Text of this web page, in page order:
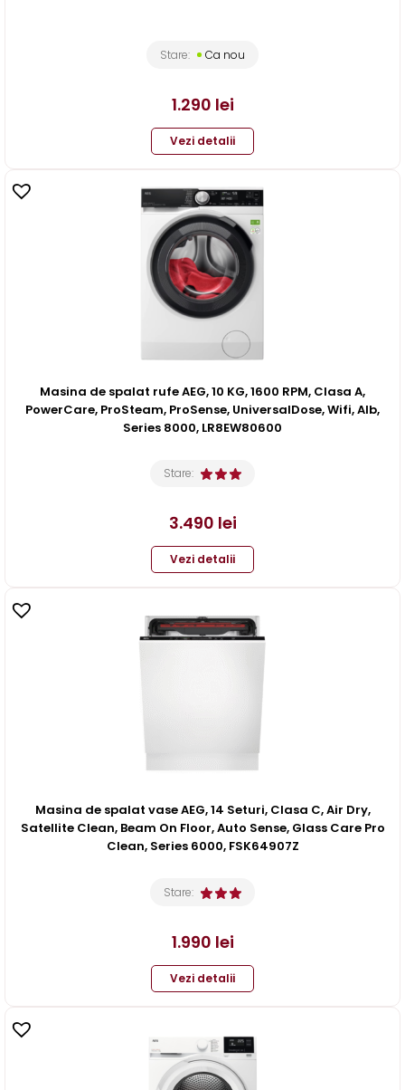
Stare: Ca nou
1.290 lei
Vezi detalii
Masina de spalat rufe AEG, 10 KG, 1600 RPM, Clasa A,
PowerCare, ProSteam, ProSense, UniversalDose, Wifi, Alb,
Series 8000, LR8EW80600
Stare:
3.490 lei
Vezi detalii
Masina de spalat vase AEG, 14 Seturi, Clasa C, Air Dry,
Satellite Clean, Beam On Floor, Auto Sense, Glass Care Pro
Clean, Series 6000, FSK64907Z
Stare:
1.990 lei
Vezi detalii